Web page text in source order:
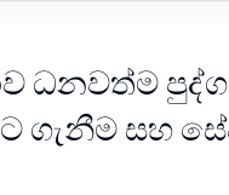
ධනවත්ම
ගැනීම සහ